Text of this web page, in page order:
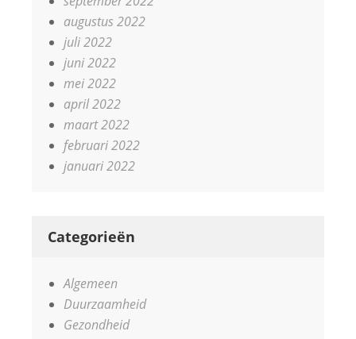
augustus 2022
juli 2022
juni 2022
mei 2022
april 2022
maart 2022
februari 2022
januari 2022
Categorieën
Algemeen
Duurzaamheid
Gezondheid